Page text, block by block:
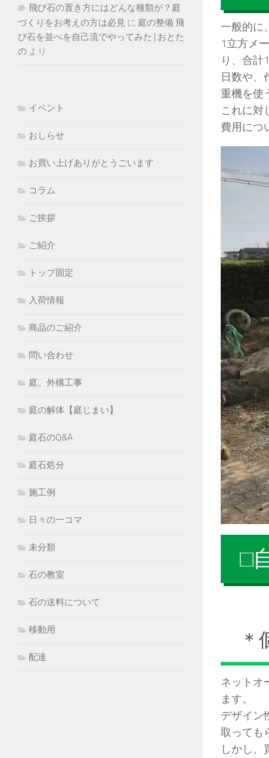
一般的に
1立方メ
り、合計
日数や、
重機を使
これに対
費用につ
□
＊
ネットオ
ます。
デザイン
取っても
しかし、
飛び石の置き方にはどんな種類が？庭
づくりをお考えの方は必見 に 庭の整備 飛
び石を並べを自己流でやってみた | おとた
の より
イベント
おしらせ
お買い上げありがとうごいます
コラム
ご挨拶
ご紹介
トップ固定
入荷情報
商品のご紹介
問い合わせ
庭。外構工事
庭の解体【庭じまい】
庭石のQ&A
庭石処分
施工例
日々の一コマ
未分類
石の教室
石の送料について
移動用
配達